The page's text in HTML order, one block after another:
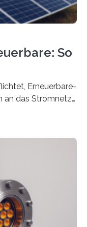
So
Erneuerbare-
an das Stromnetz
hinkt
in einem
– inklusive der
Der
Anlagen
Energiewende.
kein Strom